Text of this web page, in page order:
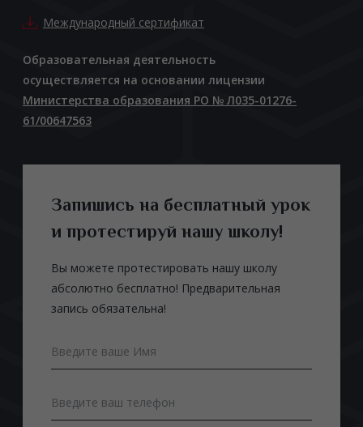
Международный сертификат
Образовательная деятельность
осуществляется на основании лицензии
Министерства образования РО № Л035-01276-
61/00647563
Запишись на бесплатный урок
и протестируй нашу школу!
Вы можете протестировать нашу школу
абсолютно бесплатно! Предварительная
запись обязательна!
Введите ваше Имя
Введите ваш телефон